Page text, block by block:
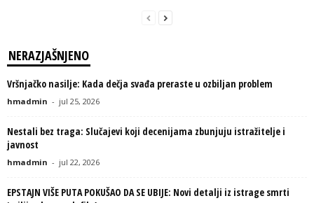
NERAZJAŠNJENO
Vršnjačko nasilje: Kada dečja svađa preraste u ozbiljan problem
hmadmin - jul 25, 2026
Nestali bez traga: Slučajevi koji decenijama zbunjuju istražitelje i
javnost
hmadmin - jul 22, 2026
EPSTAJN VIŠE PUTA POKUŠAO DA SE UBIJE: Novi detalji iz istrage smrti